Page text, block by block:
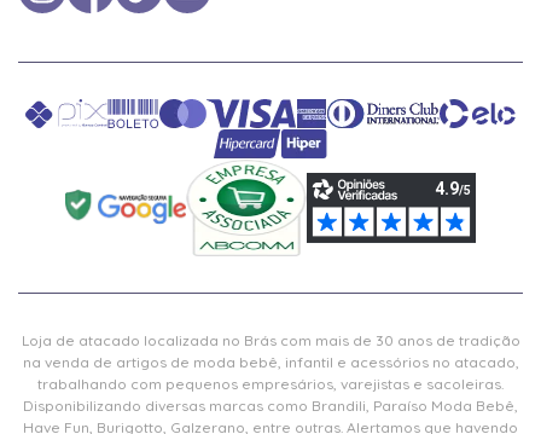
Loja de atacado localizada no Brás com mais de 30 anos de tradição
na venda de artigos de moda bebê, infantil e acessórios no atacado,
trabalhando com pequenos empresários, varejistas e sacoleiras.
Disponibilizando diversas marcas como Brandili, Paraíso Moda Bebê,
Have Fun, Burigotto, Galzerano, entre outras. Alertamos que havendo